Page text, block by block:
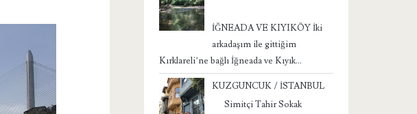
İĞNEADA VE KIYIKÖY İki
arkadaşım ile gittiğim
Kırklareli’ne bağlı İğneada ve Kıyık...
KUZGUNCUK / İSTANBUL
Simitçi Tahir Sokak